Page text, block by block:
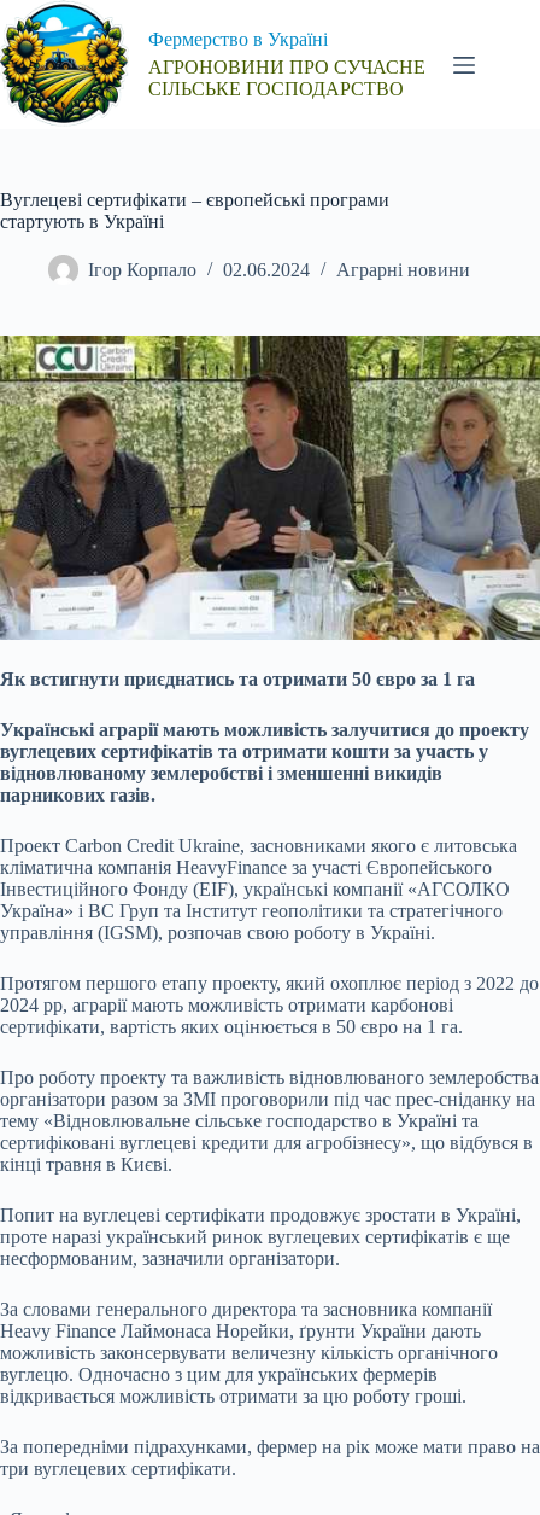
Перейти
до
вмісту
Фермерство в Україні
АГРОНОВИНИ ПРО СУЧАСНЕ
СІЛЬСЬКЕ ГОСПОДАРСТВО
Вуглецеві сертифікати – європейські програми
стартують в Україні
Ігор Корпало 02.06.2024 Аграрні новини
Як встигнути приєднатись та отримати 50 євро за 1 га
Українські аграрії мають можливість залучитися до проекту
вуглецевих сертифікатів та отримати кошти за участь у
відновлюваному землеробстві і зменшенні викидів
парникових газів.
Проект Carbon Credit Ukraine, засновниками якого є литовська
кліматична компанія HeavyFinance за участі Європейського
Інвестиційного Фонду (EIF), українські компанії «АГСОЛКО
Україна» і ВС Груп та Інститут геополітики та стратегічного
управління (IGSM), розпочав свою роботу в Україні.
Протягом першого етапу проекту, який охоплює період з 2022 до
2024 рр, аграрії мають можливість отримати карбонові
сертифікати, вартість яких оцінюється в 50 євро на 1 га.
Про роботу проекту та важливість відновлюваного землеробства
організатори разом за ЗМІ проговорили під час прес-сніданку на
тему «Відновлювальне сільське господарство в Україні та
сертифіковані вуглецеві кредити для агробізнесу», що відбувся в
кінці травня в Києві.
Попит на вуглецеві сертифікати продовжує зростати в Україні,
проте наразі український ринок вуглецевих сертифікатів є ще
несформованим, зазначили організатори.
За словами генерального директора та засновника компанії
Heavy Finance Лаймонаса Норейки, ґрунти України дають
можливість законсервувати величезну кількість органічного
вуглецю. Одночасно з цим для українських фермерів
відкривається можливість отримати за цю роботу гроші.
За попередніми підрахунками, фермер на рік може мати право на
три вуглецевих сертифікати.